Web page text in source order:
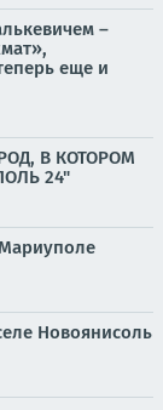
–
еще и
В КОТОРОМ
24"
Новоянисоль